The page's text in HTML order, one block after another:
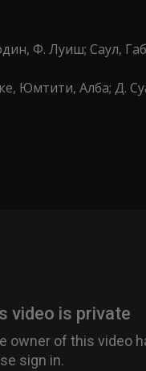
Ф. Луиш; Саул,
Юмтити, Алба; Д.